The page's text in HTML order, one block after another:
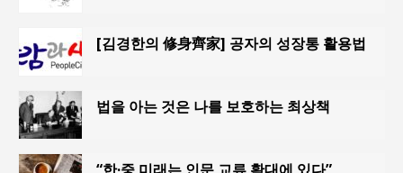
[김경한의 修身齊家] 공자의 성장통 활용법
법을 아는 것은 나를 보호하는 최상책
“한·중 미래는 인문 교류 확대에 있다”